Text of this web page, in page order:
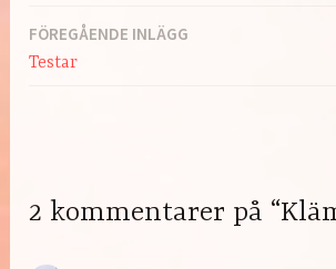
Inläggsnavigering
FÖREGÅENDE INLÄGG
Testar
2 kommentarer på